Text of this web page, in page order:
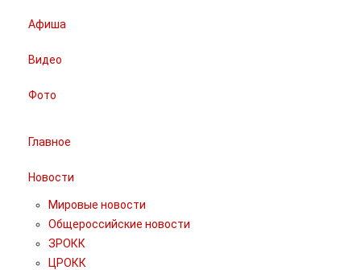
Афиша
Видео
Фото
Главное
Новости
Мировые новости
Общероссийские новости
ЗРОКК
ЦРОКК